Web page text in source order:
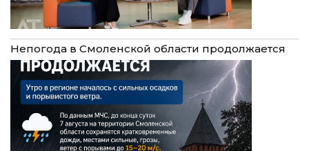
Непогода в Смоленской области продолжается